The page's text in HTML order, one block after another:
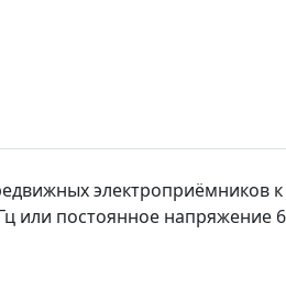
электроприёмников к
или постоянное напряжение